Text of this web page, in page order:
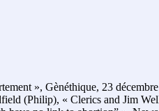
», Gènéthique, 23
(Philip), « Clerics and Jim